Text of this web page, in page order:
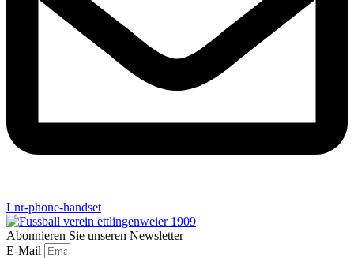
Lnr-phone-handset
Abonnieren Sie unseren Newsletter
E-Mail